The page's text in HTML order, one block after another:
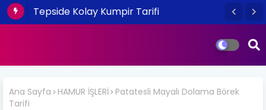
Tepside Kolay Kumpir Tarifi
Ana Sayfa HAMUR İŞLERİ Patatesli Mayalı Dolama Börek
Tarifi